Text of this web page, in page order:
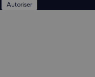
Autoriser